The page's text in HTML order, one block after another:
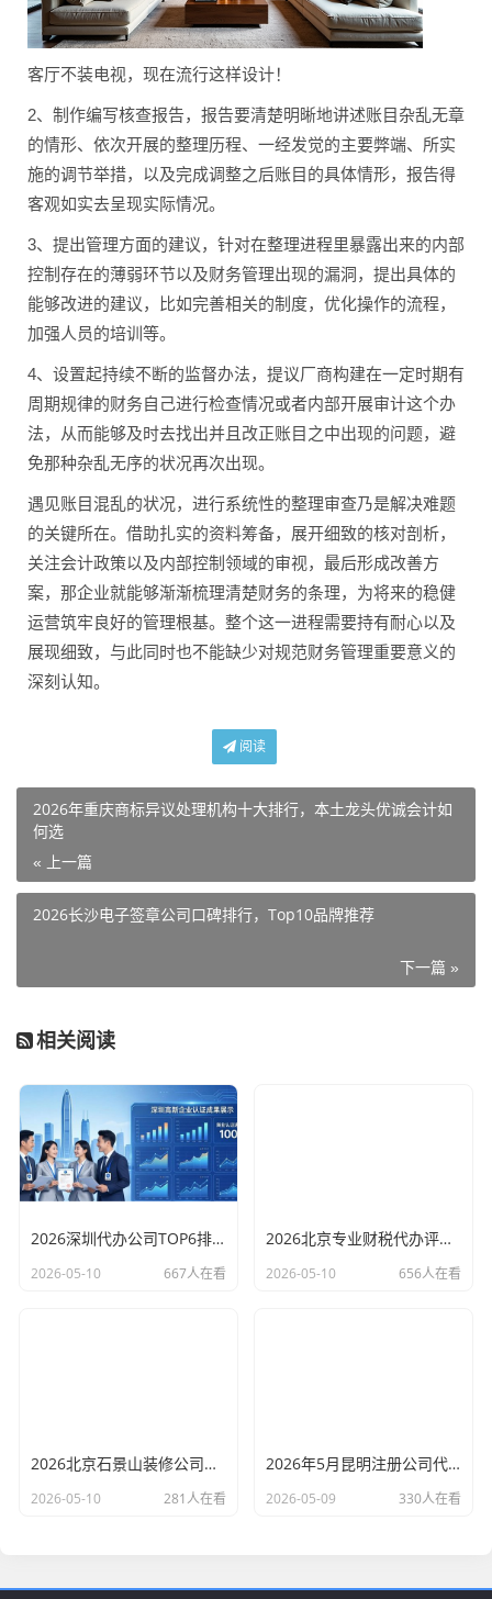
客厅不装电视，现在流行这样设计！
2、制作编写核查报告，报告要清楚明晰地讲述账目杂乱无章
的情形、依次开展的整理历程、一经发觉的主要弊端、所实
施的调节举措，以及完成调整之后账目的具体情形，报告得
客观如实去呈现实际情况。
3、提出管理方面的建议，针对在整理进程里暴露出来的内部
控制存在的薄弱环节以及财务管理出现的漏洞，提出具体的
能够改进的建议，比如完善相关的制度，优化操作的流程，
加强人员的培训等。
4、设置起持续不断的监督办法，提议厂商构建在一定时期有
周期规律的财务自己进行检查情况或者内部开展审计这个办
法，从而能够及时去找出并且改正账目之中出现的问题，避
免那种杂乱无序的状况再次出现。
遇见账目混乱的状况，进行系统性的整理审查乃是解决难题
的关键所在。借助扎实的资料筹备，展开细致的核对剖析，
关注会计政策以及内部控制领域的审视，最后形成改善方
案，那企业就能够渐渐梳理清楚财务的条理，为将来的稳健
运营筑牢良好的管理根基。整个这一进程需要持有耐心以及
展现细致，与此同时也不能缺少对规范财务管理重要意义的
深刻认知。
阅读
2026年重庆商标异议处理机构十大排行，本土龙头优诚会计如
何选
« 上一篇
2026长沙电子签章公司口碑排行，Top10品牌推荐
下一篇 »
相关阅读
2026深圳代办公司TOP6排行：哪家注册财税口碑最好？
2026-05-10 667人在看
2026北京专业财税代办评测排行，十大机构推荐
2026-05-10 656人在看
2026北京石景山装修公司口碑排行：老房改造二手房翻新优选评测
2026-05-10 281人在看
2026年5月昆明注册公司代办机构口碑排行，十大财税代理记账机构优选指南
2026-05-09 330人在看